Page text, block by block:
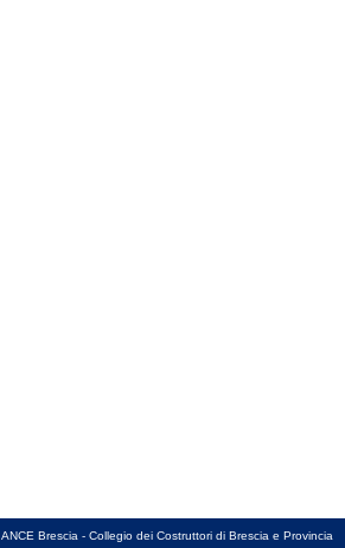
ANCE Brescia - Collegio dei Costruttori di Brescia e Provincia